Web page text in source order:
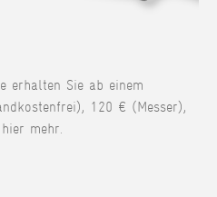
erhalten Sie ab einem
120 € (Messer),
mehr.